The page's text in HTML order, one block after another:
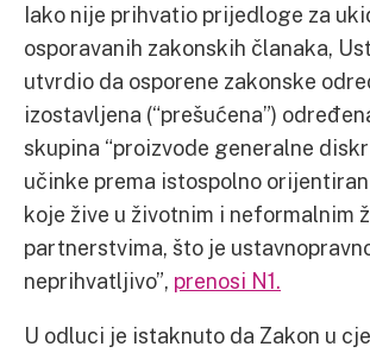
Iako nije prihvatio prijedloge za
osporavanih zakonskih članaka,
utvrdio da osporene zakonske
izostavljena (“prešućena”)
skupina “proizvode generalne
učinke prema istospolno
koje žive u životnim i neformalnim
partnerstvima, što je
neprihvatljivo”, prenosi N1.
U odluci je istaknuto da Zakon u